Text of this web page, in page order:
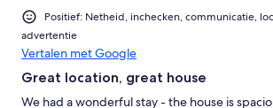
Positief: Netheid, inchecken, communicatie,
advertentie
Vertalen met Google
Great location, great house
We had a wonderful stay - the house is